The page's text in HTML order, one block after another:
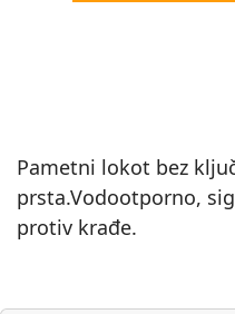
Pametni lokot bez
prsta.Vodootporno,
protiv krađe.